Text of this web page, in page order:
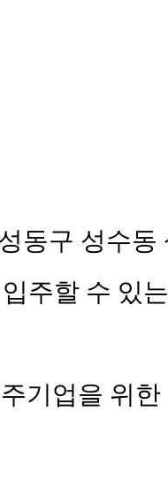
동구 성수
주할 수 있
주기업을 위